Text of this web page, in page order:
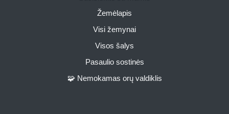
Žemėlapis
Visi žemynai
Visos šalys
Pasaulio sostinės
🧩 Nemokamas orų valdiklis